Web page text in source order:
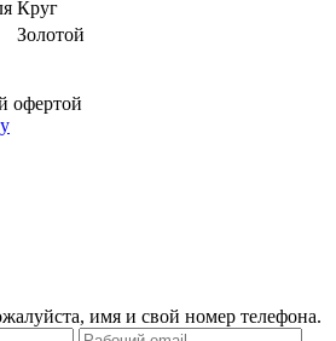
Круг
Золотой
офертой
имя и свой номер телефона.